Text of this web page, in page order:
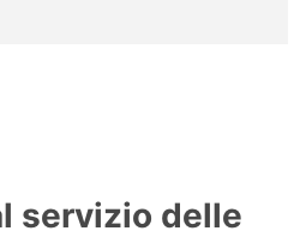
servizio delle